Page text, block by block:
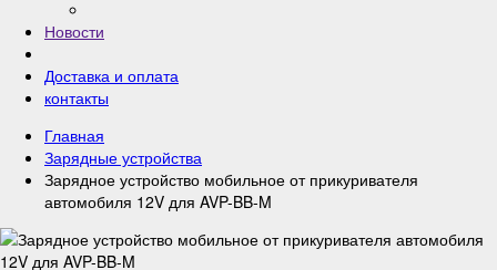
Новости
Доставка и оплата
контакты
Главная
Зарядные устройства
Зарядное устройство мобильное от прикуривателя
автомобиля 12V для AVP-BB-M